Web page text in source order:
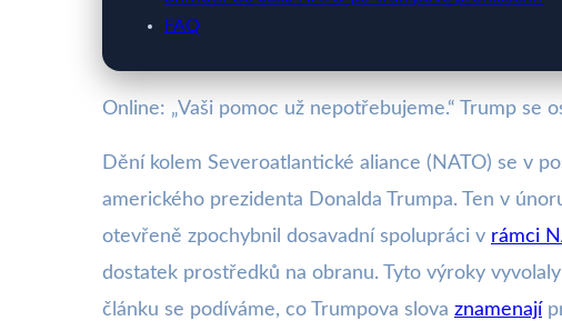
FAQ
Online: „Vaši pomoc už nepotřebujeme.“ Trump
Dění kolem Severoatlantické aliance (NATO) se v
amerického prezidenta Donalda Trumpa. Ten v
otevřeně zpochybnil dosavadní spolupráci v rámci
dostatek prostředků na obranu. Tyto výroky
článku se podíváme, co Trumpova slova znamenají